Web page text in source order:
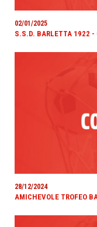
02/01/2025
S.S.D. BARLETTA 1922
28/12/2024
AMICHEVOLE TROFEO